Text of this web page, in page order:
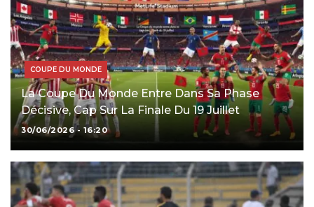
COUPE DU MONDE
La Coupe Du Monde Entre Dans Sa Phase
Décisive, Cap Sur La Finale Du 19 Juillet
30/06/2026 - 16:20